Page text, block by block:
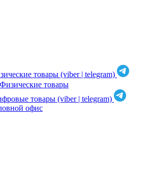
товары (viber | telegram)
Физические товары
товары (viber | telegram)
офис